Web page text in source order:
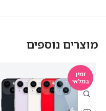
מוצרים נוספים
זמין
במלאי